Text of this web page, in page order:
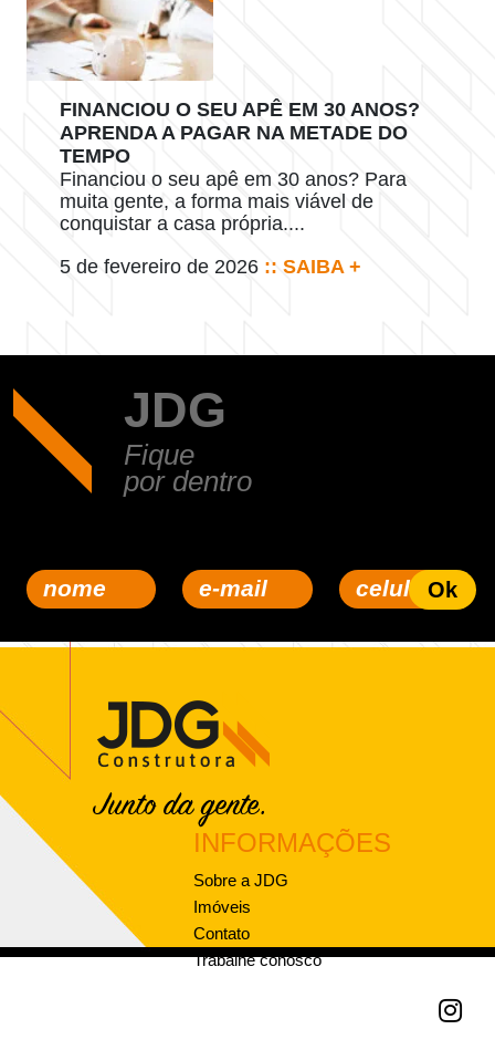
FINANCIOU O SEU APÊ EM 30 ANOS?
APRENDA A PAGAR NA METADE DO
TEMPO
Financiou o seu apê em 30 anos? Para
muita gente, a forma mais viável de
conquistar a casa própria....
5 de fevereiro de 2026 :: SAIBA +
JDG
Fique
por dentro
INFORMAÇÕES
Sobre a JDG
Imóveis
Contato
Trabalhe conosco